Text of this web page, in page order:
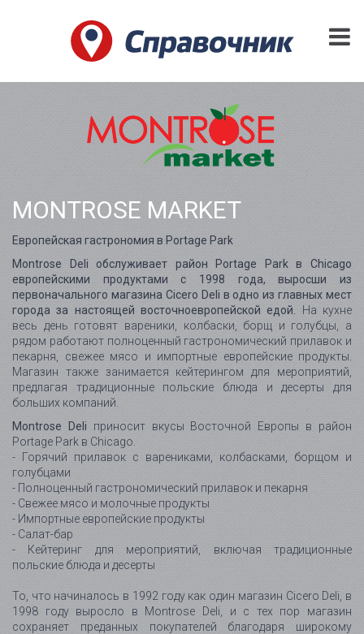
MONTROSE MARKET
Европейская гастрономия в Portage Park
Montrose Deli обслуживает район Portage Park в Chicago
европейскими продуктами с 1998 года, выросши из
первоначального магазина Cicero Deli в одно из главных мест
города за настоящей восточноевропейской едой.
На кухне
весь день готовят вареники, колбаски, борщ и голубцы, а
рядом работают полноценный гастрономический прилавок и
пекарня, свежее мясо и импортные европейские продукты.
Магазин также занимается кейтерингом для мероприятий,
предлагая традиционные польские блюда и десерты для
больших компаний.
Montrose Deli приносит вкусы Восточной Европы в район
Portage Park в Chicago.
- Горячий прилавок с варениками, колбасками, борщом и
голубцами
- Полноценный гастрономический прилавок и пекарня
- Свежее мясо и молочные продукты
- Импортные европейские продукты
- Салат-бар
- Кейтеринг для мероприятий, включая традиционные
польские блюда и десерты
То, что начиналось в 1992 году как один магазин Cicero Deli, в
1998 году выросло в Montrose Deli, и с тех пор магазин
сохраняет преданных покупателей благодаря широкому